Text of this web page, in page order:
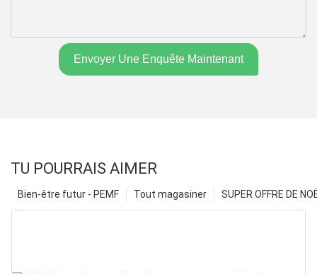
Envoyer Une Enquête Maintenant
TU POURRAIS AIMER
SUPER OFFRE DE
Tout magasiner
Bien-être futur - PEMF